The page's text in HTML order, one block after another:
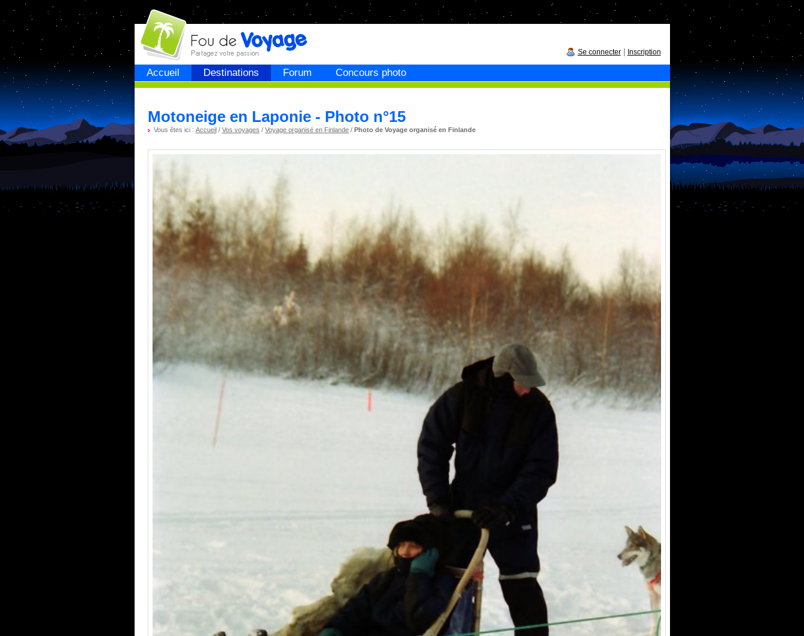
Accueil Destinations Forum Concours photo
Fou devoyage
Se connecter| Inscription
Motoneige en Laponie - Photo n°15
Vous êtes ici : Accueil/ Vos voyages / Voyage organisé en Finlande/ Photo de Voyage organisé en Finlande